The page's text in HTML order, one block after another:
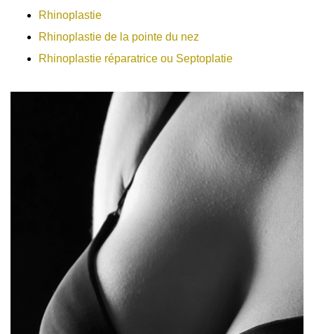
Rhinoplastie
Rhinoplastie de la pointe du nez
Rhinoplastie réparatrice ou Septoplatie